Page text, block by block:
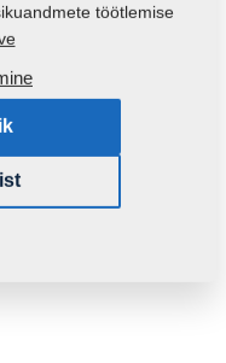
masinatele:
Kg
töötlemise